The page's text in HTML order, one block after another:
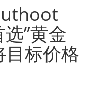
”黄金
标价格